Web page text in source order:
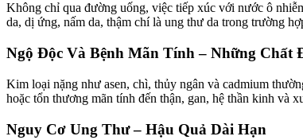
Không chỉ qua đường uống, việc tiếp xúc với nước ô
da, dị ứng, nấm da, thậm chí là ung thư da trong trường
Ngộ Độc Và Bệnh Mãn Tính – Những Chất
Kim loại nặng như asen, chì, thủy ngân và cadmium
hoặc tổn thương mãn tính đến thận, gan, hệ thần kinh và
Nguy Cơ Ung Thư – Hậu Quả Dài Hạn